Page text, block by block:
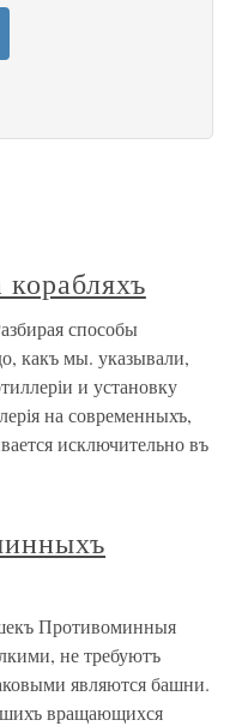
корабляхъ
способы
какъ мы. указывали,
и установку
на современныхъ,
исключительно въ
Противоминныя
не требуютъ
являются башни.
вращающихся